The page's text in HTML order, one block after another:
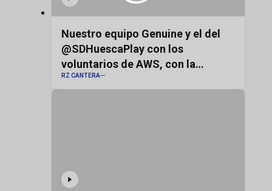
Nuestro equipo Genuine y el del
@SDHuescaPlay con los
voluntarios de AWS, con la
bandera de Aragón
RZ CANTERA